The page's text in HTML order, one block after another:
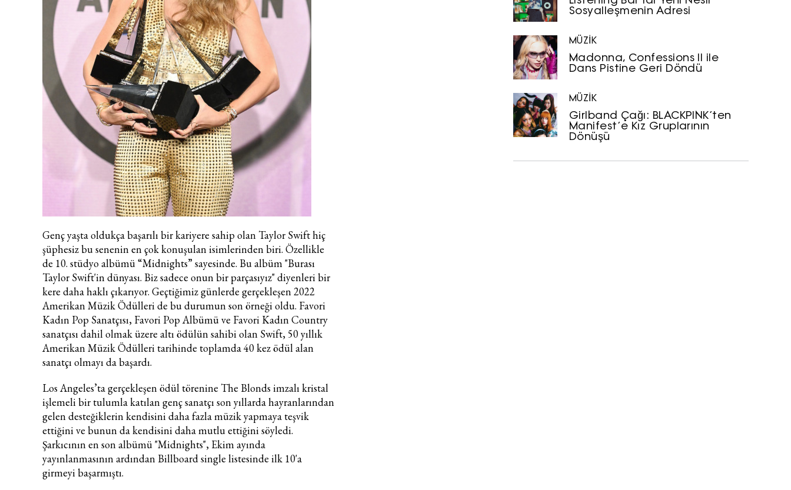
Haftalık E-Bülten
Moda dünyasında neler oluyor? Yeni fikirler, öne çıkan
koleksiyonlar, en vogue trendler, ünlülerden güzelllik sırları
ve en popüler partilerden haberdar olmak için haftalık e-
bültenimize kaydolun.
Genç yaşta oldukça başarılı bir kariyere sahip olan Taylor Swift hiç
şüphesiz bu senenin en çok konuşulan isimlerinden biri. Özellikle
de 10. stüdyo albümü “Midnights” sayesinde. Bu albüm "Burası
Taylor Swift'in dünyası. Biz sadece onun bir parçasıyız" diyenleri bir
kere daha haklı çıkarıyor. Geçtiğimiz günlerde gerçekleşen 2022
Amerikan Müzik Ödülleri de bu durumun son örneği oldu. Favori
Kadın Pop Sanatçısı, Favori Pop Albümü ve Favori Kadın Country
sanatçısı dahil olmak üzere altı ödülün sahibi olan Swift, 50 yıllık
Amerikan Müzik Ödülleri tarihinde toplamda 40 kez ödül alan
sanatçı olmayı da başardı.
Los Angeles’ta gerçekleşen ödül törenine The Blonds imzalı kristal
işlemeli bir tulumla katılan genç sanatçı son yıllarda hayranlarından
gelen desteğiklerin kendisini daha fazla müzik yapmaya teşvik
ettiğini ve bunun da kendisini daha mutlu ettiğini söyledi.
Şarkıcının en son albümü "Midnights", Ekim ayında
yayınlanmasının ardından Billboard single listesinde ilk 10'a
girmeyi başarmıştı.
Sosyalleşmenin Adresi
MÜZİK
Madonna, Confessions II ile
Dans Pistine Geri Döndü
MÜZİK
Girlband Çağı: BLACKPINK’ten
Manifest’e Kız Gruplarının
Dönüşü